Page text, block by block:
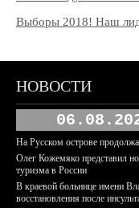
Выборы 2018! Наш
НОВОСТИ
На Русском острове
Олег Кожемяко представил
туризма в России
В краевой больнице имени
восстановления после